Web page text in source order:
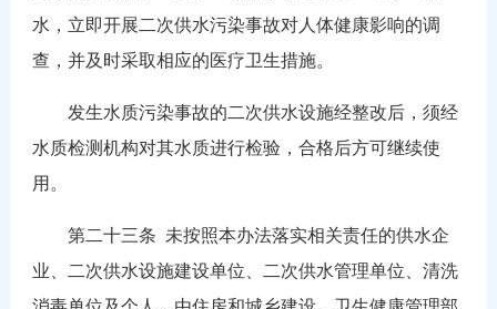
水，立即开展二次供水污染事故对人体健康影响的调
查，并及时采取相应的医疗卫生措施。
发生水质污染事故的二次供水设施经整改后，须经
水质检测机构对其水质进行检验，合格后方可继续使
用。
第二十三条 未按照本办法落实相关责任的供水企
业、二次供水设施建设单位、二次供水管理单位、清洗